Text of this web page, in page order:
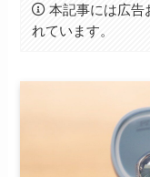
本記事には広告
れています。